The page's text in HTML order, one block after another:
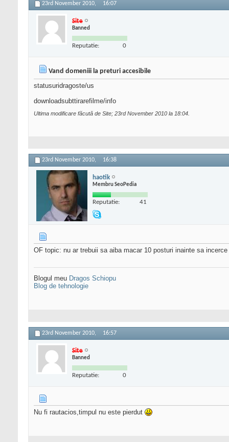
23rd November 2010, 16:07
Site
Banned
Reputatie: 0
Vand domeniii la preturi accesibile
statusuridragoste/us
downloadsubttirarefilme/info
Ultima modificare făcută de Site; 23rd November 2010 la 18:04
23rd November 2010, 16:38
haotik
Membru SeoPedia
Reputatie: 41
OF topic: nu ar trebuii sa aiba macar 10 posturi inainte sa
Blogul meu Dragos Schiopu
Blog de tehnologie
23rd November 2010, 16:57
Site
Banned
Reputatie: 0
Nu fi rautacios,timpul nu este pierdut